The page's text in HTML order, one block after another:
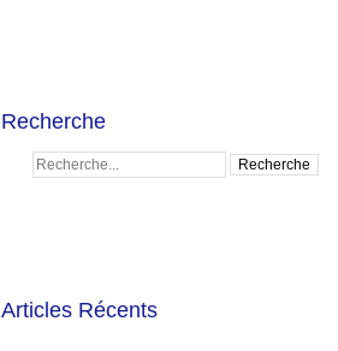
Recherche
Articles Récents